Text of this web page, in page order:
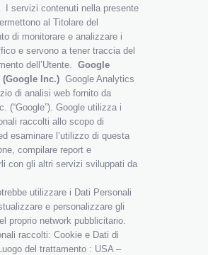
I servizi contenuti nella presente
al Titolare del
di monitorare e analizzare i
e servono a tener traccia del
dell’Utente. Google
Inc.) Google Analytics
di analisi web fornito da
(“Google”). Google utilizza i
raccolti allo scopo di
esaminare l’utilizzo di questa
compilare report e
con gli altri servizi sviluppati da
utilizzare i Dati Personali
e personalizzare gli
proprio network pubblicitario.
raccolti: Cookie e Dati di
del trattamento : USA –